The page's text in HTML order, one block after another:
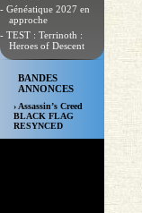
- Généatique 2027 en
approche
- TEST : Terrinoth :
Heroes of Descent
BANDES
ANNONCES
› Assassin’s Creed
BLACK FLAG
RESYNCED